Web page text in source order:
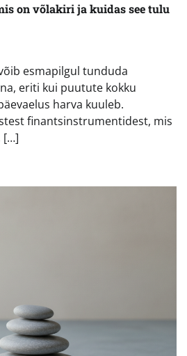
on võlakiri ja kuidas see tulu
esmapilgul tunduda
eriti kui puutute kokku
harva kuuleb.
finantsinstrumentidest, mis
[…]